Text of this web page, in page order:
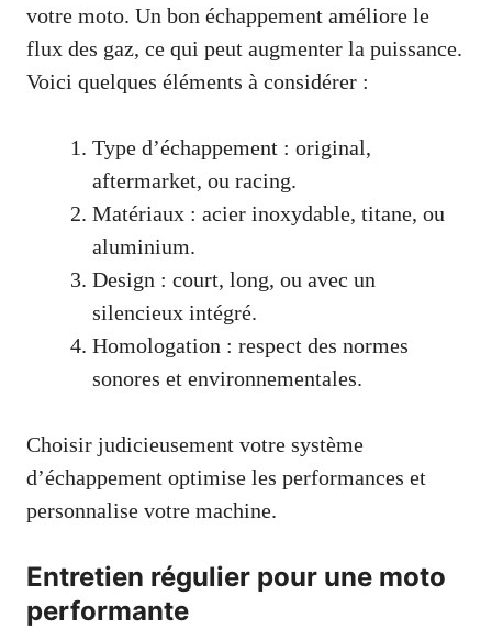
votre moto. Un bon échappement améliore le
flux des gaz, ce qui peut augmenter la puissance.
Voici quelques éléments à considérer :
Type d’échappement : original,
aftermarket, ou racing.
Matériaux : acier inoxydable, titane, ou
aluminium.
Design : court, long, ou avec un
silencieux intégré.
Homologation : respect des normes
sonores et environnementales.
Choisir judicieusement votre système
d’échappement optimise les performances et
personnalise votre machine.
Entretien régulier pour une moto
performante